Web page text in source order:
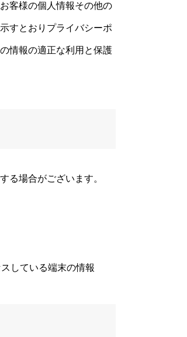
客様の個人情報その他の
すとおりプライバシーポ
情報の適正な利用と保護
る場合がございます。
している端末の情報